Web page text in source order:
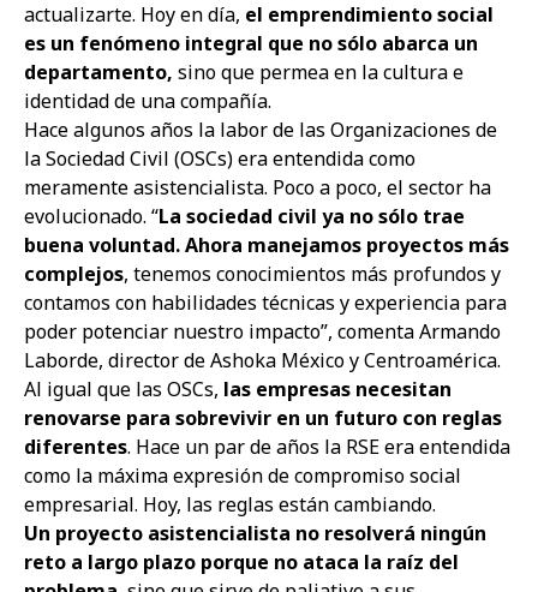
actualizarte. Hoy en día, el emprendimiento social
es un fenómeno integral que no sólo abarca un
departamento, sino que permea en la cultura e
identidad de una compañía.
Hace algunos años la labor de las Organizaciones de
la Sociedad Civil (OSCs) era entendida como
meramente asistencialista. Poco a poco, el sector ha
evolucionado. “La sociedad civil ya no sólo trae
buena voluntad. Ahora manejamos proyectos más
complejos, tenemos conocimientos más profundos y
contamos con habilidades técnicas y experiencia para
poder potenciar nuestro impacto”, comenta Armando
Laborde, director de Ashoka México y Centroamérica.
Al igual que las OSCs, las empresas necesitan
renovarse para sobrevivir en un futuro con reglas
diferentes. Hace un par de años la RSE era entendida
como la máxima expresión de compromiso social
empresarial. Hoy, las reglas están cambiando.
Un proyecto asistencialista no resolverá ningún
reto a largo plazo porque no ataca la raíz del